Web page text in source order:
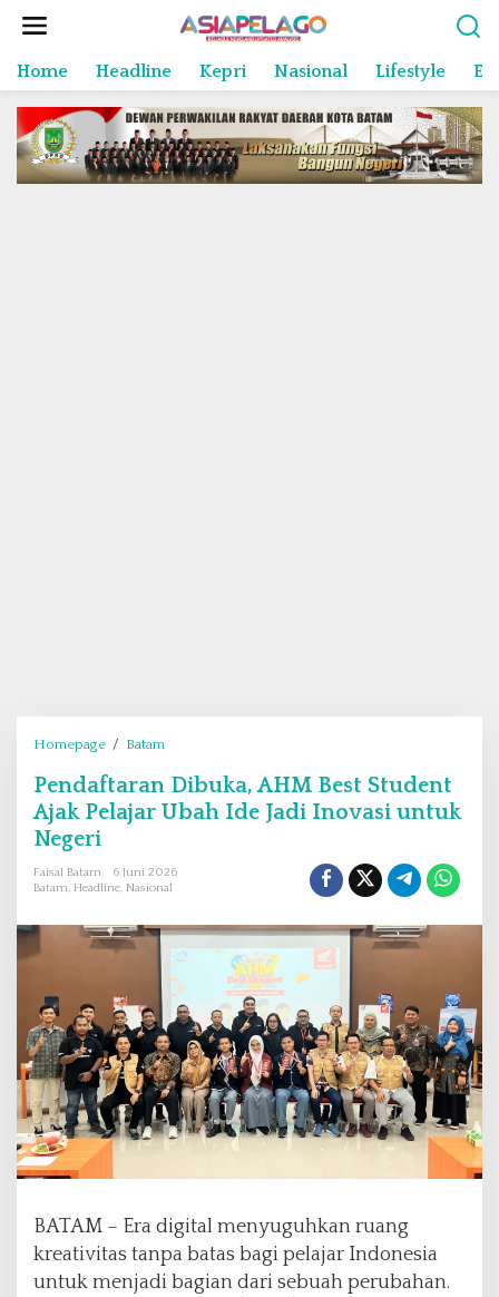
Home Headline Kepri Nasional Lifestyle
Homepage / Batam
n
d
t
r
b
u
k
a
,
e
s
t
Pendaftaran Dibuka, AHM Best Student
Ajak Pelajar Ubah Ide Jadi Inovasi untuk
Negeri
Faisal Batam
6 Juni 2026
Batam, Headline, Nasional
BATAM – Era digital menyuguhkan ruang
kreativitas tanpa batas bagi pelajar Indonesia
untuk menjadi bagian dari sebuah perubahan.